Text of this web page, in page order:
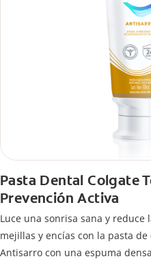
Pasta Dental Colgate
Prevención Activa
Luce una sonrisa sana y reduce
mejillas y encías con la pasta
Antisarro con una espuma